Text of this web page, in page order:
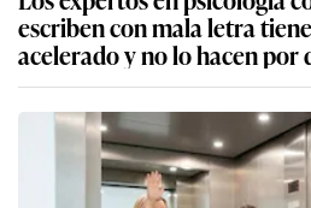
escriben con mala letra
acelerado y no lo hacen por